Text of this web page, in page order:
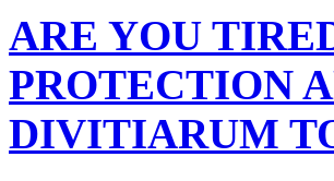
ARE YOU
PROTECTION
DIVITIARUM